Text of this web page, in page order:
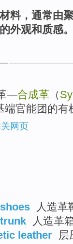
料，通常由
外观和质感
—合成革 （
端官能团的有
网页
人造革
人造革
leather
层